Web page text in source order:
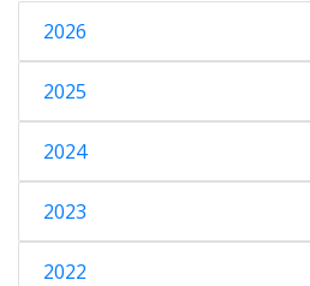
2026
2025
2024
2023
2022